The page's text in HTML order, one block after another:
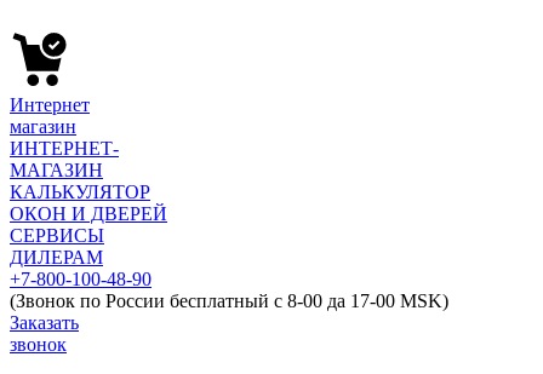
Интернет
магазин
ИНТЕРНЕТ-
МАГАЗИН
КАЛЬКУЛЯТОР
ОКОН И ДВЕРЕЙ
СЕРВИСЫ
ДИЛЕРАМ
+7-800-100-48-90
(Звонок по России бесплатный с 8-00 да 17-00 MSK)
Заказать
звонок